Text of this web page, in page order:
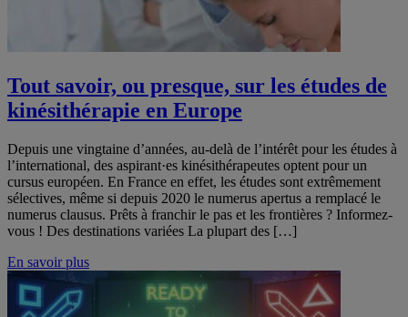
Tout savoir, ou presque, sur les études de
kinésithérapie en Europe
Depuis une vingtaine d’années, au-delà de l’intérêt pour les études à
l’international, des aspirant·es kinésithérapeutes optent pour un
cursus européen. En France en effet, les études sont extrêmement
sélectives, même si depuis 2020 le numerus apertus a remplacé le
numerus clausus. Prêts à franchir le pas et les frontières ? Informez-
vous ! Des destinations variées La plupart des […]
En savoir plus